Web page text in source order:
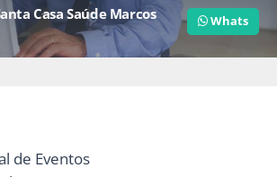
Casa Saúde Marcos
Whats
de Eventos